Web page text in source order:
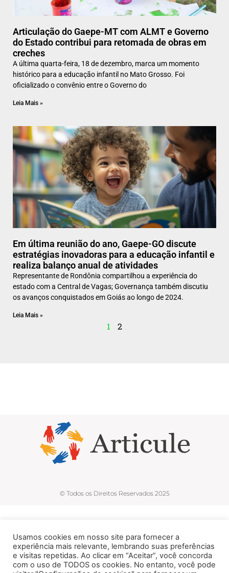
Articulação do Gaepe-MT com ALMT e Governo
do Estado contribui para retomada de obras em
creches
A última quarta-feira, 18 de dezembro, marca um momento
histórico para a educação infantil no Mato Grosso. Foi
oficializado o convênio entre o Governo do
Leia Mais »
Em última reunião do ano, Gaepe-GO discute
estratégias inovadoras para a educação infantil e
realiza balanço anual de atividades
Representante de Rondônia compartilhou a experiência do
estado com a Central de Vagas; Governança também discutiu
os avanços conquistados em Goiás ao longo de 2024.
Leia Mais »
1 2
© Todos os Direitos Reservados 2025
Usamos cookies em nosso site para fornecer a
experiência mais relevante, lembrando suas preferências
e visitas repetidas. Ao clicar em “Aceitar”, você concorda
com o uso de TODOS os cookies. No entanto, você pode